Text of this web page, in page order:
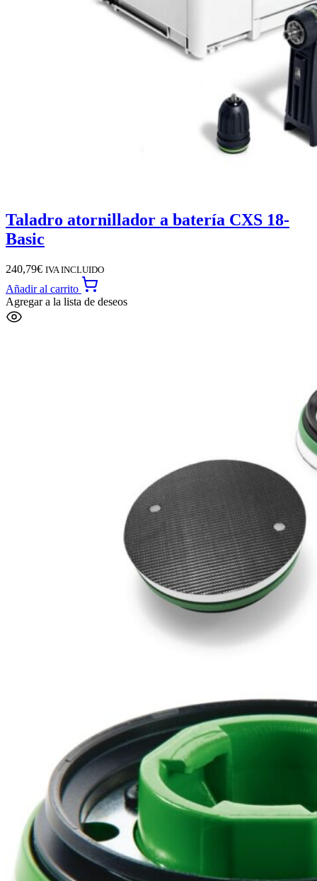
Taladro atornillador a batería CXS 18-
Basic
240,79€ IVA INCLUIDO
Añadir al carrito
Agregar a la lista de deseos